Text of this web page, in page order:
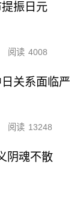
振日元
阅读 4008
关系面临严
阅读 13248
阴魂不散